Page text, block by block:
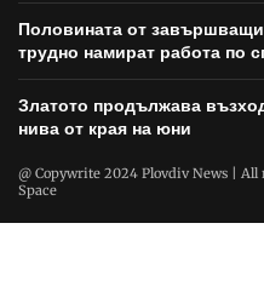
Половината от
трудно намират работа по
Златото продължава
нива от края на юни
@ Copywrite 2024 Plovdiv News |
Space